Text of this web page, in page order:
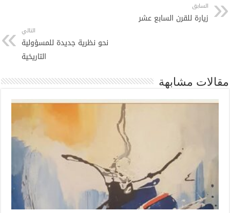
السابق
زيارة للقرن السابع عشر
التالي
نحو نظرية جديدة للمسؤولية
التاريخية
مقالات مشابهة